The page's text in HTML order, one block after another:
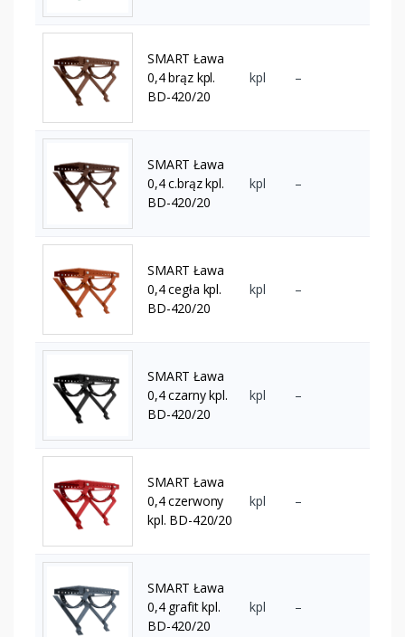
SMART Ława
0,4 brąz kpl.
BD-420/20
kpl –
SMART Ława
0,4 c.brąz kpl.
BD-420/20
kpl –
SMART Ława
0,4 cegła kpl.
BD-420/20
kpl –
SMART Ława
0,4 czarny kpl.
BD-420/20
kpl –
SMART Ława
0,4 czerwony
kpl. BD-420/20
kpl –
SMART Ława
0,4 grafit kpl.
BD-420/20
kpl –